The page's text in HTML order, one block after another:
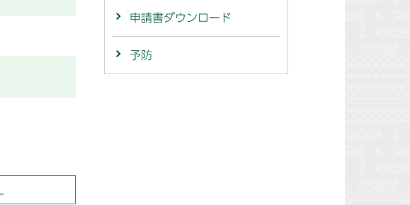
申請書ダウンロード
予防